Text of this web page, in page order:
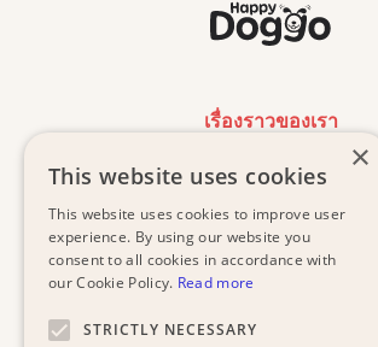
เรื่องราวของเรา
งานของเรา
น้องหมาที่รอการรับเลี้ยง
ค้นหาคลินิกฟรี
×
This website uses cookies
This website uses cookies to improve user
experience. By using our website you
consent to all cookies in accordance with
our Cookie Policy. Read more
STRICTLY NECESSARY